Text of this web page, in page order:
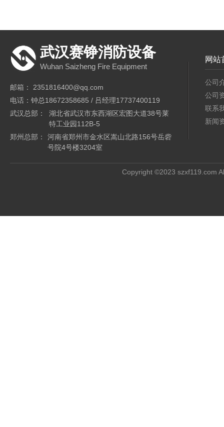
武汉赛铮消防设备
Wuhan Saizheng Fire Equipment
邮箱： 2351816400@qq.com
电话：钟总18672358685 / 吕经理17737400119
武汉总部：
湖北省武汉市东西湖区宏图大道38号莱
特工业园112B-5
郑州总部：
河南省郑州市金水区嵩山北路156号岳砦
号院4号楼3204室
网站
公司
公司
联系
新闻
Copyright ©2023 szxf119.com